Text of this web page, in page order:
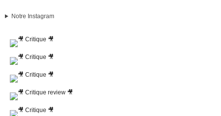
Notre Instagram